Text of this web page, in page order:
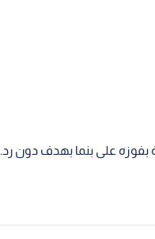
بفوزه على بنما بهدف دون رد.